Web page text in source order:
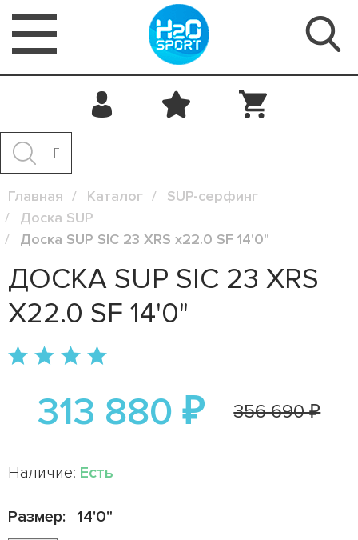
Главная Каталог
SUP-серфинг
Доска SUP
Доска SUP SIC 23 XRS x22.0 SF 14'0"
ДОСКА SUP SIC 23 XRS
X22.0 SF 14'0"
313 880 ₽ 356 690 ₽
Наличие: Есть
Размер: 14'0"